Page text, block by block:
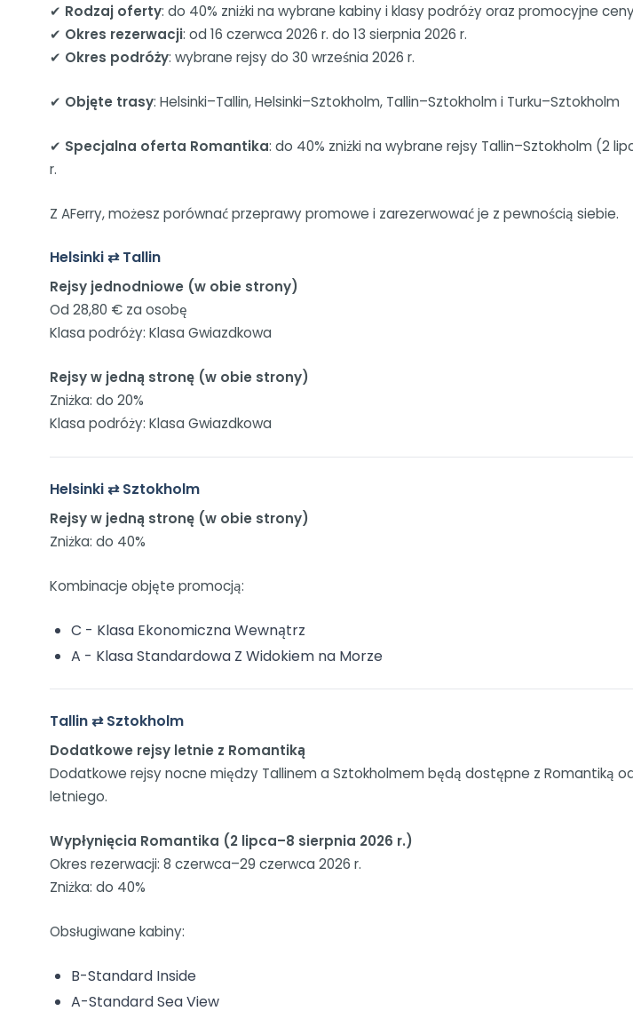
✔ Rodzaj oferty: do 40% zniżki na wybrane kabiny i klasy podróży oraz promocyjne
✔ Okres rezerwacji: od 16 czerwca 2026 r. do 13 sierpnia 2026 r.
✔ Okres podróży: wybrane rejsy do 30 września 2026 r.
✔ Objęte trasy: Helsinki–Tallin, Helsinki–Sztokholm, Tallin–Sztokholm i Turku–Sztokholm
✔ Specjalna oferta Romantika: do 40% zniżki na wybrane rejsy Tallin–Sztokholm (2
r.
Z AFerry, możesz porównać przeprawy promowe i zarezerwować je z pewnością siebie.
Helsinki ⇄ Tallin
Rejsy jednodniowe (w obie strony)
Od 28,80 € za osobę
Klasa podróży: Klasa Gwiazdkowa
Rejsy w jedną stronę (w obie strony)
Zniżka: do 20%
Klasa podróży: Klasa Gwiazdkowa
Helsinki ⇄ Sztokholm
Rejsy w jedną stronę (w obie strony)
Zniżka: do 40%
Kombinacje objęte promocją:
C - Klasa Ekonomiczna Wewnątrz
A - Klasa Standardowa Z Widokiem na Morze
Tallin ⇄ Sztokholm
Dodatkowe rejsy letnie z Romantiką
Dodatkowe rejsy nocne między Tallinem a Sztokholmem będą dostępne z Romantiką
letniego.
Wypłynięcia Romantika (2 lipca–8 sierpnia 2026 r.)
Okres rezerwacji: 8 czerwca–29 czerwca 2026 r.
Zniżka: do 40%
Obsługiwane kabiny:
B-Standard Inside
A-Standard Sea View